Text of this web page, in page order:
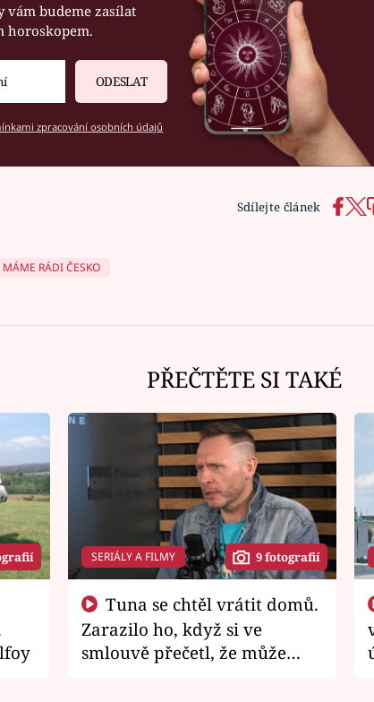
vám budeme zasílat
horoskopem.
ODESLAT
zpracování osobních údajů
Sdílejte článek
MÁME RÁDI ČESKO
PŘEČTĚTE SI TAKÉ
SERIÁLY A FILMY 9 fotografií
Zarazilo ho, když si ve
smlouvě přečetl, že může